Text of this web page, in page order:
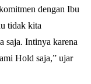
dengan Ibu
tidak kita
saja. Intinya karena
Hold saja,” ujar